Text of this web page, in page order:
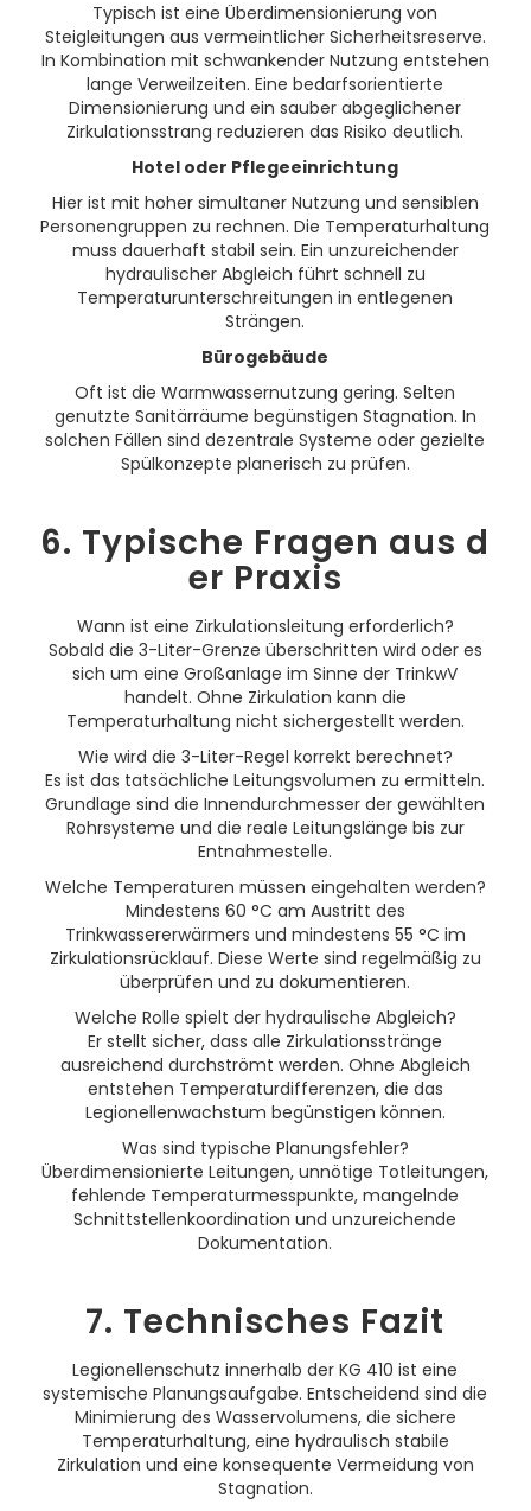
Typisch ist eine Überdimensionierung von
Steigleitungen aus vermeintlicher Sicherheitsreserve.
In Kombination mit schwankender Nutzung entstehen
lange Verweilzeiten. Eine bedarfsorientierte
Dimensionierung und ein sauber abgeglichener
Zirkulationsstrang reduzieren das Risiko deutlich.
Hotel oder Pflegeeinrichtung
Hier ist mit hoher simultaner Nutzung und sensiblen
Personengruppen zu rechnen. Die Temperaturhaltung
muss dauerhaft stabil sein. Ein unzureichender
hydraulischer Abgleich führt schnell zu
Temperaturunterschreitungen in entlegenen
Strängen.
Bürogebäude
Oft ist die Warmwassernutzung gering. Selten
genutzte Sanitärräume begünstigen Stagnation. In
solchen Fällen sind dezentrale Systeme oder gezielte
Spülkonzepte planerisch zu prüfen.
6. Typische Fragen aus d
er Praxis
Wann ist eine Zirkulationsleitung erforderlich?
Sobald die 3-Liter-Grenze überschritten wird oder es
sich um eine Großanlage im Sinne der TrinkwV
handelt. Ohne Zirkulation kann die
Temperaturhaltung nicht sichergestellt werden.
Wie wird die 3-Liter-Regel korrekt berechnet?
Es ist das tatsächliche Leitungsvolumen zu ermitteln.
Grundlage sind die Innendurchmesser der gewählten
Rohrsysteme und die reale Leitungslänge bis zur
Entnahmestelle.
Welche Temperaturen müssen eingehalten werden?
Mindestens 60 °C am Austritt des
Trinkwassererwärmers und mindestens 55 °C im
Zirkulationsrücklauf. Diese Werte sind regelmäßig zu
überprüfen und zu dokumentieren.
Welche Rolle spielt der hydraulische Abgleich?
Er stellt sicher, dass alle Zirkulationsstränge
ausreichend durchströmt werden. Ohne Abgleich
entstehen Temperaturdifferenzen, die das
Legionellenwachstum begünstigen können.
Was sind typische Planungsfehler?
Überdimensionierte Leitungen, unnötige Totleitungen,
fehlende Temperaturmesspunkte, mangelnde
Schnittstellenkoordination und unzureichende
Dokumentation.
7. Technisches Fazit
Legionellenschutz innerhalb der KG 410 ist eine
systemische Planungsaufgabe. Entscheidend sind die
Minimierung des Wasservolumens, die sichere
Temperaturhaltung, eine hydraulisch stabile
Zirkulation und eine konsequente Vermeidung von
Stagnation.